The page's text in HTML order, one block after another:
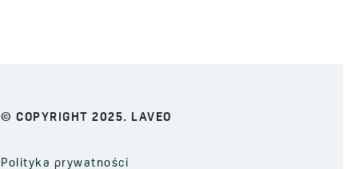
© COPYRIGHT 2025. LAVEO
Polityka prywatności